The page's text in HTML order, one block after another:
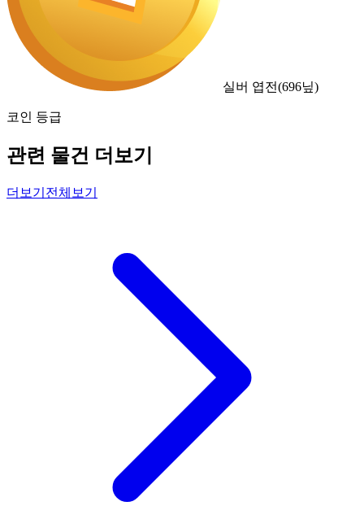
실버 엽전(696닢)
코인 등급
관련 물건 더보기
더보기 전체보기